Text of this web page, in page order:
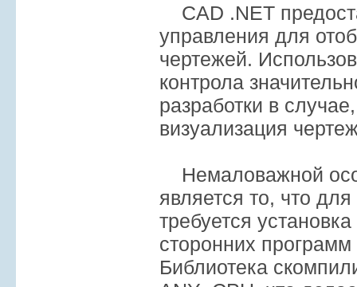
CAD .NET
управления для
чертежей.
контрола
разработки в
визуализация
Немаловажной
является то, что
требуется
сторонних
Библиотека